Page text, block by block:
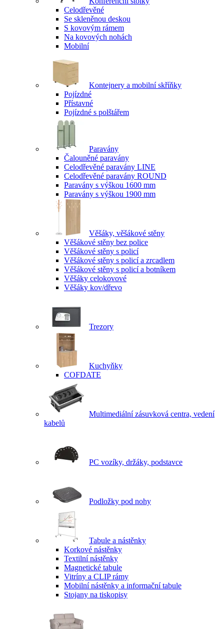
Celodřevěné
Se skleněnou deskou
S kovovým rámem
Na kovových nohách
Mobilní
Kontejnery a mobilní skříňky
Pojízdné
Přístavné
Pojízdné s polštářem
Paravány
Čalouněné paravány
Celodřevěné paravány LINE
Celodřevěné paravány ROUND
Paravány s výškou 1600 mm
Paravány s výškou 1900 mm
Věšáky, věšákové stěny
Věšákové stěny bez police
Věšákové stěny s policí
Věšákové stěny s policí a zrcadlem
Věšákové stěny s policí a botníkem
Věšáky celokovové
Věšáky kov/dřevo
Trezory
Kuchyňky
COFDATE
Multimediální zásuvková centra, vedení
kabelů
PC vozíky, držáky, podstavce
Podložky pod nohy
Tabule a nástěnky
Korkové nástěnky
Textilní nástěnky
Magnetické tabule
Vitríny a CLIP rámy
Mobilní nástěnky a informační tabule
Stojany na tiskopisy